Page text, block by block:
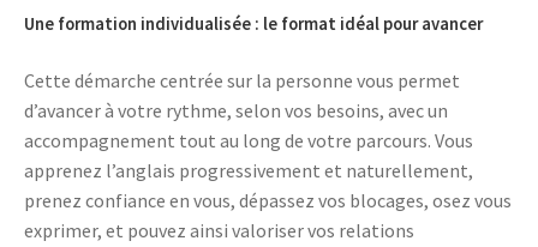
Une formation individualisée : le format idéal pour avancer
Cette démarche centrée sur la personne vous permet
d’avancer à votre rythme, selon vos besoins, avec un
accompagnement tout au long de votre parcours. Vous
apprenez l’anglais progressivement et naturellement,
prenez confiance en vous, dépassez vos blocages, osez vous
exprimer, et pouvez ainsi valoriser vos relations